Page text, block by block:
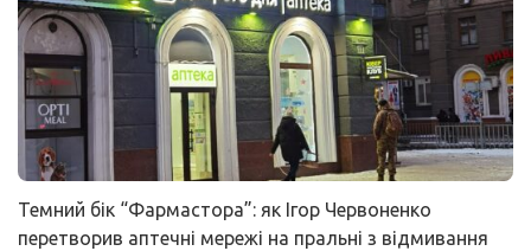
Темний бік “Фармастора”: як Ігор Червоненко
перетворив аптечні мережі на пральні з відмивання